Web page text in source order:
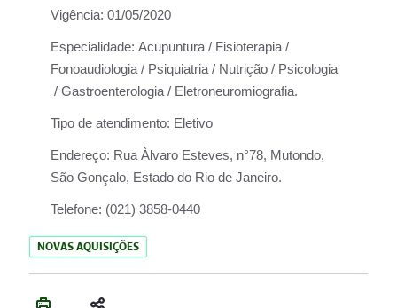
Vigência: 01/05/2020
Especialidade: Acupuntura / Fisioterapia /
Fonoaudiologia / Psiquiatria / Nutrição / Psicologia
/ Gastroenterologia / Eletroneuromiografia.
Tipo de atendimento: Eletivo
Endereço: Rua Àlvaro Esteves, n°78, Mutondo,
São Gonçalo, Estado do Rio de Janeiro.
Telefone: (021) 3858-0440
NOVAS AQUISIÇÕES